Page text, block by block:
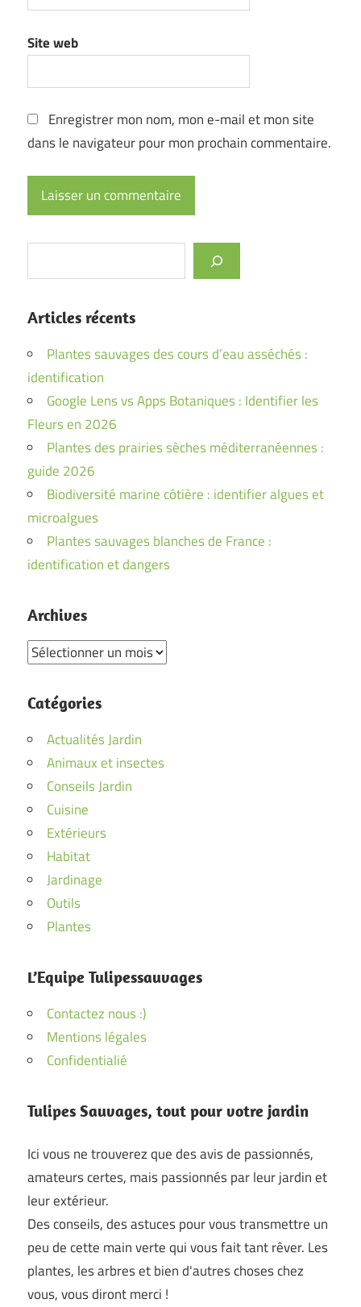
Site web
Enregistrer mon nom, mon e-mail et mon site
dans le navigateur pour mon prochain commentaire.
Articles récents
Plantes sauvages des cours d’eau asséchés :
identification
Google Lens vs Apps Botaniques : Identifier les
Fleurs en 2026
Plantes des prairies sèches méditerranéennes :
guide 2026
Biodiversité marine côtière : identifier algues et
microalgues
Plantes sauvages blanches de France :
identification et dangers
Archives
Archives
Catégories
Actualités Jardin
Animaux et insectes
Conseils Jardin
Cuisine
Extérieurs
Habitat
Jardinage
Outils
Plantes
L’Equipe Tulipessauvages
Contactez nous :)
Mentions légales
Confidentialié
Tulipes Sauvages, tout pour votre jardin
Ici vous ne trouverez que des avis de passionnés,
amateurs certes, mais passionnés par leur jardin et
leur extérieur.
Des conseils, des astuces pour vous transmettre un
peu de cette main verte qui vous fait tant rêver. Les
plantes, les arbres et bien d'autres choses chez
vous, vous diront merci !